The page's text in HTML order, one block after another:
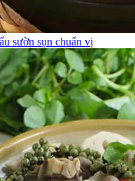
sườn sụn chuẩn vị